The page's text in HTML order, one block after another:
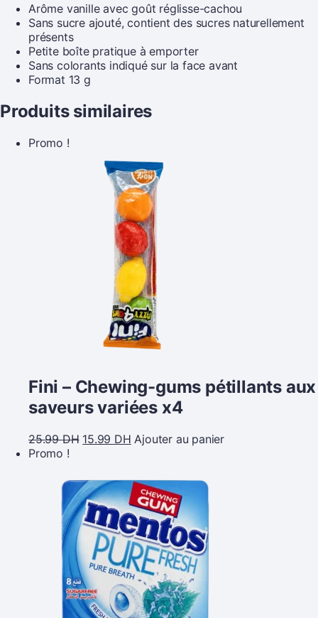
Arôme vanille avec goût réglisse-cachou
Sans sucre ajouté, contient des sucres naturellement
présents
Petite boîte pratique à emporter
Sans colorants indiqué sur la face avant
Format 13 g
Produits similaires
Promo !
Fini – Chewing-gums pétillants aux
saveurs variées x4
25.99DH 15.99 DH Ajouter au panier
Promo !